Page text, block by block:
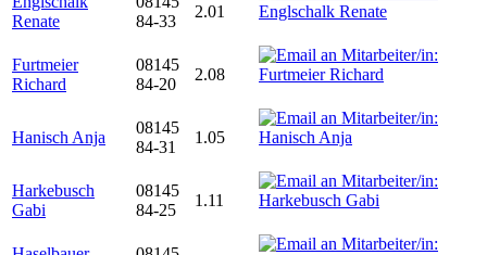
Renate
84-33
2.01
Furtmeier
Richard
08145
84-20
2.08
Hanisch Anja
08145
84-31
1.05
Harkebusch
Gabi
08145
84-25
1.11